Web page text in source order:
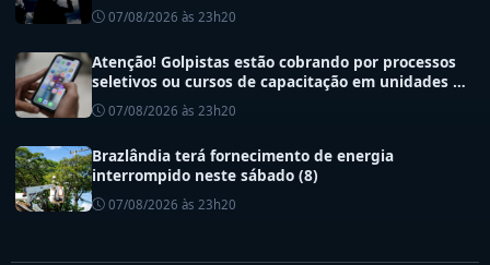
07/08/2026 às 23h20
Atenção! Golpistas estão cobrando por processos
seletivos ou cursos de capacitação em unidades de
saúde do DF
07/08/2026 às 23h20
Brazlândia terá fornecimento de energia
interrompido neste sábado (8)
07/08/2026 às 23h20